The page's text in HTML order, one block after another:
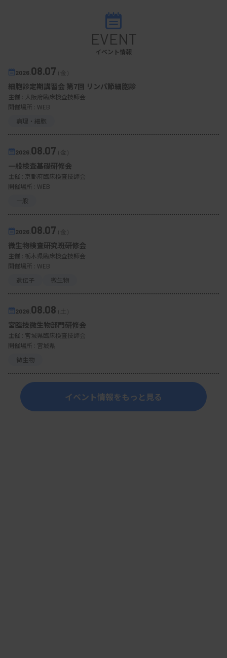
EVENT
イベント情報
2026. 08.07（金）
細胞診定期講習会 第7回 リンパ節細胞診
主催 : 大阪府臨床検査技師会
開催場所 : WEB
病理・細胞
2026. 08.07（金）
一般検査基礎研修会
主催 : 京都府臨床検査技師会
開催場所 : WEB
一般
2026. 08.07（金）
微生物検査研究班研修会
主催 : 栃木県臨床検査技師会
開催場所 : WEB
遺伝子
微生物
2026. 08.08（土）
宮臨技微生物部門研修会
主催 : 宮城県臨床検査技師会
開催場所 : 宮城県
微生物
イベント情報をもっと見る